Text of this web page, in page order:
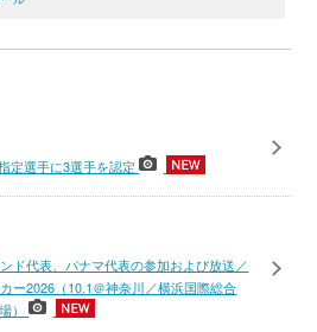
定選手に3選手を認定
ド代表、パナマ代表の参加および放送／
ー2026（10.1＠神奈川／横浜国際総合
）